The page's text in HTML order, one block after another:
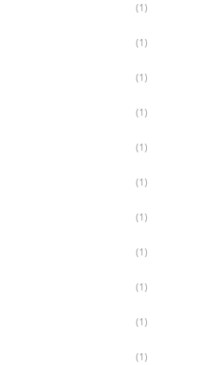
(1)
(1)
(1)
(1)
(1)
(1)
(1)
(1)
(1)
(1)
(1)